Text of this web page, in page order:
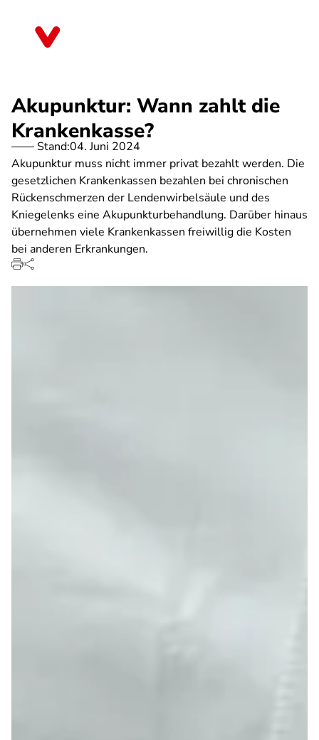
Akupunktur: Wann zahlt die
Krankenkasse?
Stand:04. Juni 2024
Akupunktur muss nicht immer privat bezahlt werden. Die
gesetzlichen Krankenkassen bezahlen bei chronischen
Rückenschmerzen der Lendenwirbelsäule und des
Kniegelenks eine Akupunkturbehandlung. Darüber hinaus
übernehmen viele Krankenkassen freiwillig die Kosten
bei anderen Erkrankungen.